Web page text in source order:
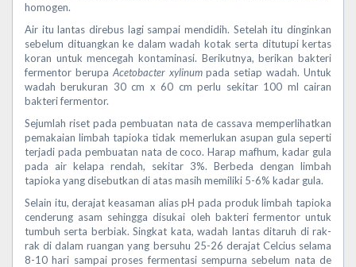
homogen.
Air itu lantas direbus lagi sampai mendidih. Setelah itu dinginkan
sebelum dituangkan ke dalam wadah kotak serta ditutupi kertas
koran untuk mencegah kontaminasi. Berikutnya, berikan bakteri
fermentor berupa Acetobacter xylinumpada setiap wadah. Untuk
wadah berukuran 30 cm x 60 cm perlu sekitar 100 ml cairan
bakteri fermentor.
Sejumlah riset pada pembuatan nata de cassava memperlihatkan
pemakaian limbah tapioka tidak memerlukan asupan gula seperti
terjadi pada pembuatan nata de coco. Harap mafhum, kadar gula
pada air kelapa rendah, sekitar 3%. Berbeda dengan limbah
tapioka yang disebutkan di atas masih memiliki 5-6% kadar gula.
Selain itu, derajat keasaman alias pH pada produk limbah tapioka
cenderung asam sehingga disukai oleh bakteri fermentor untuk
tumbuh serta berbiak. Singkat kata, wadah lantas ditaruh di rak-
rak di dalam ruangan yang bersuhu 25-26 derajat Celcius selama
8-10 hari sampai proses fermentasi sempurna sebelum nata de